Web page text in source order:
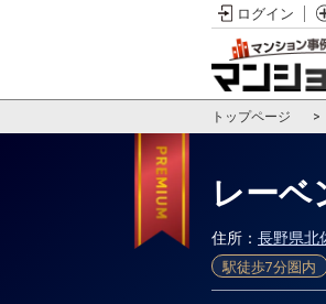
ログイン
トップページ
レーベ
住所： 長野県北
駅徒歩7分圏内